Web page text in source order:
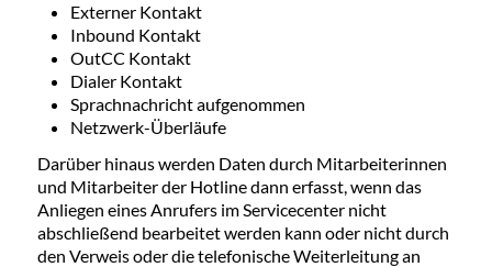
Externer Kontakt
Inbound Kontakt
OutCC Kontakt
Dialer Kontakt
Sprachnachricht aufgenommen
Netzwerk-Überläufe
Darüber hinaus werden Daten durch Mitarbeiterinnen
und Mitarbeiter der Hotline dann erfasst, wenn das
Anliegen eines Anrufers im Servicecenter nicht
abschließend bearbeitet werden kann oder nicht durch
den Verweis oder die telefonische Weiterleitung an